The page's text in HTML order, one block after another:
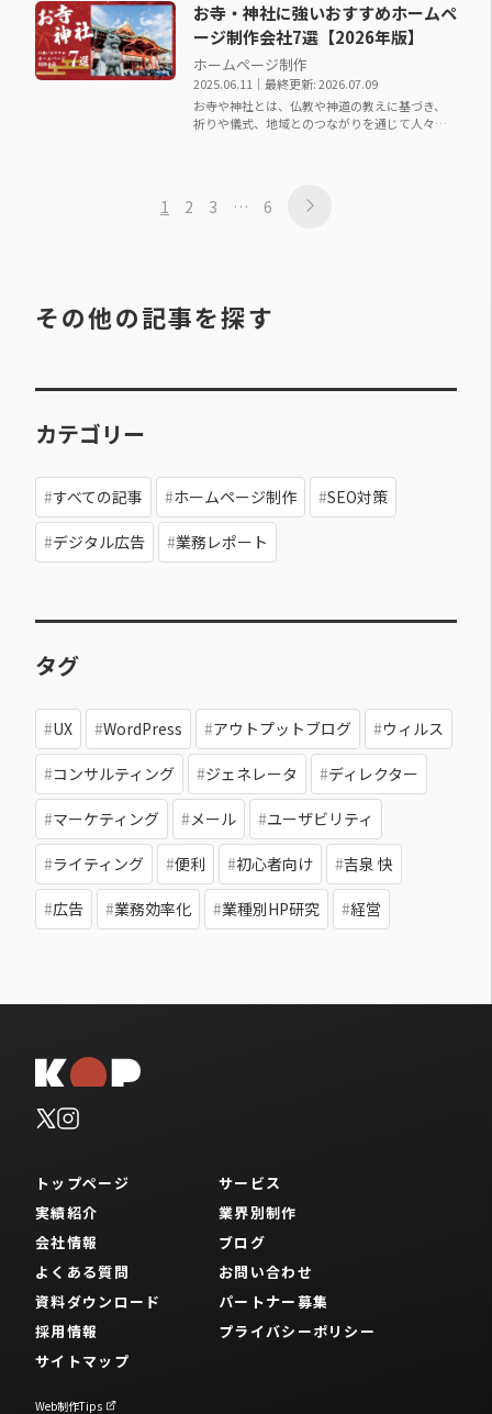
お寺・神社に強いおすすめホームペ
ージ制作会社7選【2026年版】
ホームページ制作
2025.06.11 ｜最終更新: 2026.07.09
お寺や神社とは、仏教や神道の教えに基づき、
祈りや儀式、地域とのつながりを通じて人々の
1 2 3 … 6
その他の記事を探す
カテゴリー
すべての記事 ホームページ制作 SEO対策
デジタル広告 業務レポート
タグ
UX WordPress アウトプットブログ ウィルス
コンサルティング ジェネレータ ディレクター
マーケティング メール ユーザビリティ
ライティング 便利 初心者向け 吉泉 快
広告 業務効率化 業種別HP研究 経営
トップページ
サービス
実績紹介
業界別制作
会社情報
ブログ
よくある質問
お問い合わせ
資料ダウンロード
パートナー募集
採用情報
プライバシーポリシー
サイトマップ
Web制作Tips